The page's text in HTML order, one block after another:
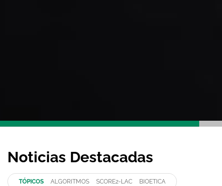
Noticias Destacadas
TÓPICOS ALGORITMOS SCORE2-LAC BIOETICA